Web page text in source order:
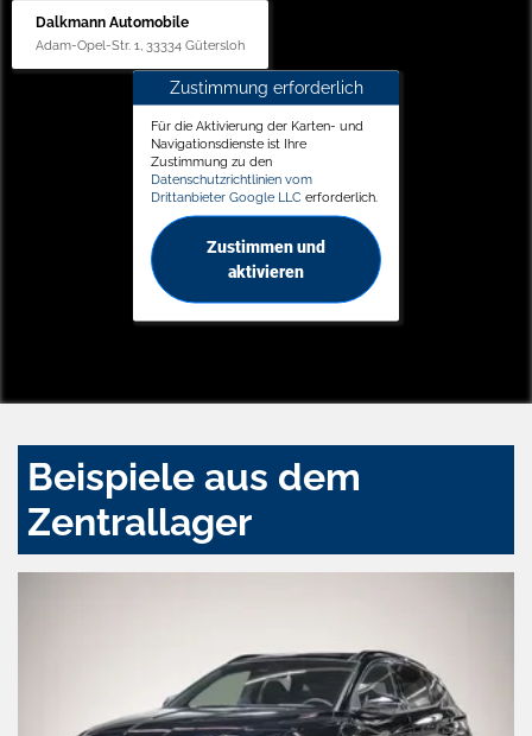
Dalkmann Automobile
Adam-Opel-Str. 1, 33334 Gütersloh
Zustimmung erforderlich
Für die Aktivierung der Karten- und
Navigationsdienste ist Ihre
Zustimmung zu den
Datenschutzrichtlinien vom
Drittanbieter Google LLC erforderlich.
Zustimmen und
aktivieren
Beispiele aus dem
Zentrallager